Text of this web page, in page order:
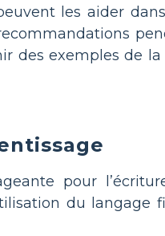
les aider
des exemples de
pour
du langage